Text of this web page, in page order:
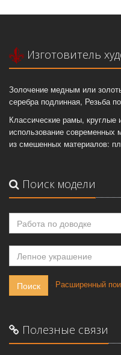
Изготовитель
Золочение медным или
серебра подлинная, Резьба
Классические рамы, круглые
использование современных
из смешенных материалов:
Поиск модели
Поиск Расширенный
Полезные связи